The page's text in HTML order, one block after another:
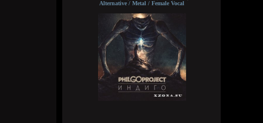
Видно, в жизни суждено мне
Выпить грешного вина
Кукуня
16:15:01
Alternative / Metal / Female Vocal